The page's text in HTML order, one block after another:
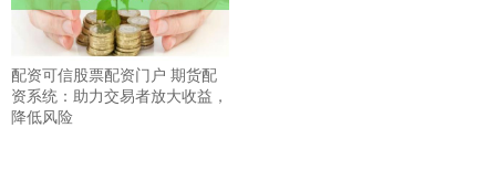
配资可信股票配资门户 期货配
资系统：助力交易者放大收益，
降低风险